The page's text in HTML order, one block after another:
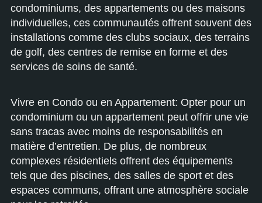
condominiums, des appartements ou des maisons
individuelles, ces communautés offrent souvent des
installations comme des clubs sociaux, des terrains
de golf, des centres de remise en forme et des
services de soins de santé.
Vivre en Condo ou en Appartement: Opter pour un
condominium ou un appartement peut offrir une vie
sans tracas avec moins de responsabilités en
matière d’entretien. De plus, de nombreux
complexes résidentiels offrent des équipements
tels que des piscines, des salles de sport et des
espaces communs, offrant une atmosphère sociale